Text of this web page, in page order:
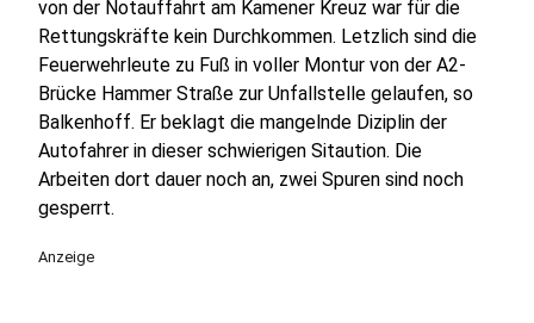
von der Notauffahrt am Kamener Kreuz war für die
Rettungskräfte kein Durchkommen. Letzlich sind die
Feuerwehrleute zu Fuß in voller Montur von der A2-
Brücke Hammer Straße zur Unfallstelle gelaufen, so
Balkenhoff. Er beklagt die mangelnde Diziplin der
Autofahrer in dieser schwierigen Sitaution. Die
Arbeiten dort dauer noch an, zwei Spuren sind noch
gesperrt.
Anzeige